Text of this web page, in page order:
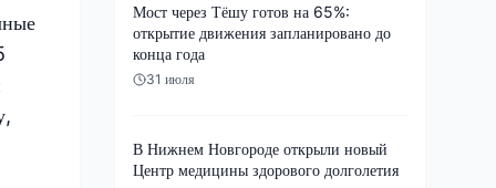
Мост через Тёшу готов на 65%:
открытие движения запланировано до
конца года
31 июля
В Нижнем Новгороде открыли новый
Центр медицины здорового долголетия